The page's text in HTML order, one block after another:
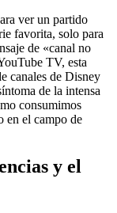
ver un partido
favorita, solo para
de «canal no
TV, esta
canales de Disney
de la intensa
consumimos
en el campo de
y el